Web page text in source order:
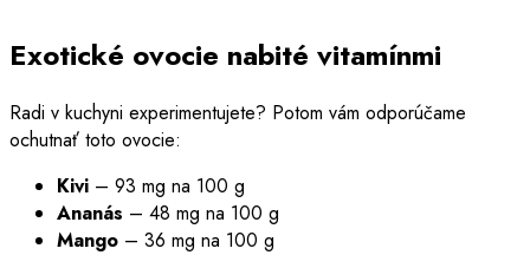
Exotické ovocie nabité vitamínmi
Radi v kuchyni experimentujete? Potom vám odporúčame
ochutnať toto ovocie:
Kivi – 93 mg na 100 g
Ananás – 48 mg na 100 g
Mango – 36 mg na 100 g